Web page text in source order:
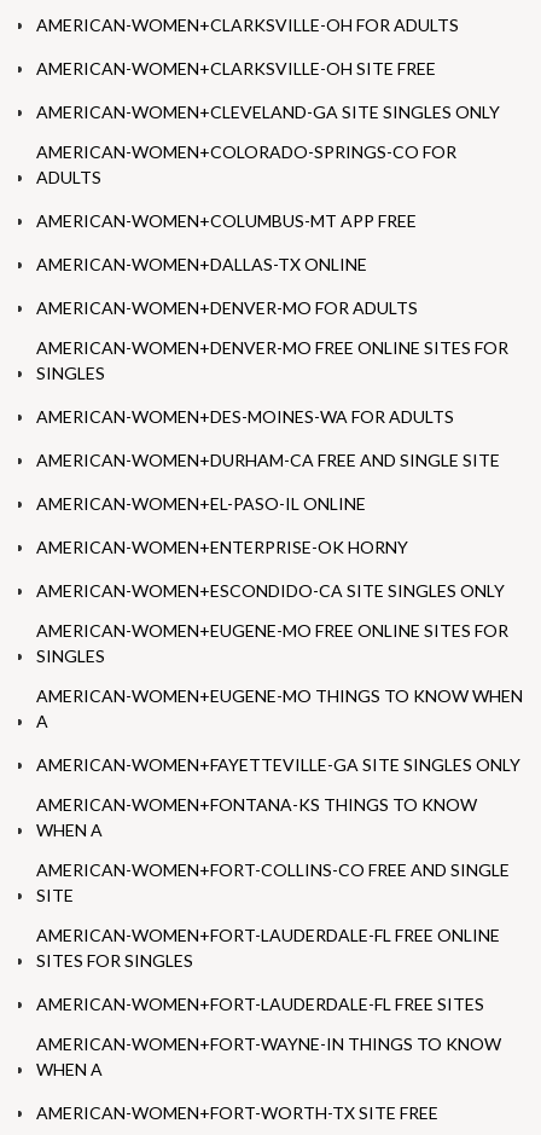
AMERICAN-WOMEN+CLARKSVILLE-OH FOR ADULTS
AMERICAN-WOMEN+CLARKSVILLE-OH SITE FREE
AMERICAN-WOMEN+CLEVELAND-GA SITE SINGLES ONLY
AMERICAN-WOMEN+COLORADO-SPRINGS-CO FOR
ADULTS
AMERICAN-WOMEN+COLUMBUS-MT APP FREE
AMERICAN-WOMEN+DALLAS-TX ONLINE
AMERICAN-WOMEN+DENVER-MO FOR ADULTS
AMERICAN-WOMEN+DENVER-MO FREE ONLINE SITES FOR
SINGLES
AMERICAN-WOMEN+DES-MOINES-WA FOR ADULTS
AMERICAN-WOMEN+DURHAM-CA FREE AND SINGLE SITE
AMERICAN-WOMEN+EL-PASO-IL ONLINE
AMERICAN-WOMEN+ENTERPRISE-OK HORNY
AMERICAN-WOMEN+ESCONDIDO-CA SITE SINGLES ONLY
AMERICAN-WOMEN+EUGENE-MO FREE ONLINE SITES FOR
SINGLES
AMERICAN-WOMEN+EUGENE-MO THINGS TO KNOW WHEN
A
AMERICAN-WOMEN+FAYETTEVILLE-GA SITE SINGLES ONLY
AMERICAN-WOMEN+FONTANA-KS THINGS TO KNOW
WHEN A
AMERICAN-WOMEN+FORT-COLLINS-CO FREE AND SINGLE
SITE
AMERICAN-WOMEN+FORT-LAUDERDALE-FL FREE ONLINE
SITES FOR SINGLES
AMERICAN-WOMEN+FORT-LAUDERDALE-FL FREE SITES
AMERICAN-WOMEN+FORT-WAYNE-IN THINGS TO KNOW
WHEN A
AMERICAN-WOMEN+FORT-WORTH-TX SITE FREE